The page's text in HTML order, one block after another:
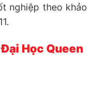
nghiệp theo khảo
Học Queen